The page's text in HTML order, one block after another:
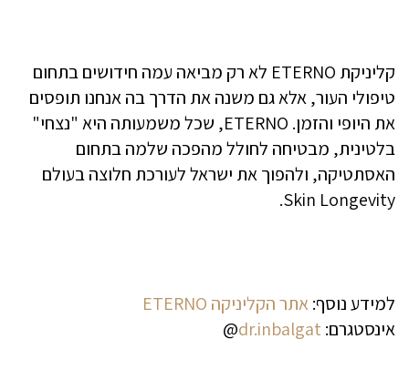
קליניקת ETERNO לא רק מביאה עמה חידושים בתחום
טיפולי העור, אלא גם משנה את הדרך בה אנחנו תופסים
את היופי והזמן. ETERNO, שכל משמעותה היא "נצחי"
בלטינית, מבטיחה לחולל מהפכה שלמה בתחום
האסתטיקה, ולהפוך את ישראל לעורכת חלוצה בעולם
Skin Longevity.
למידע נוסף:אתר הקליניקה ETERNO
אינסטגרם: dr.inbalgat
@